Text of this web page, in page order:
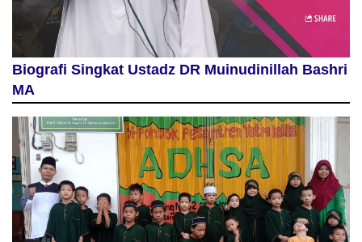
Biografi Singkat Ustadz DR Muinudinillah Bashri
MA